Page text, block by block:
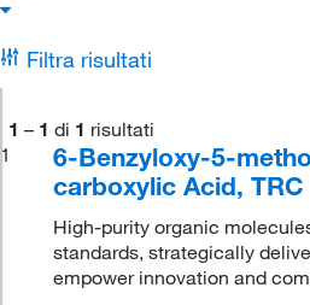
Filtra risultati
1 – 1 di 1 risultati
1
6-Benzyloxy-5-
carboxylic Acid, TRC
High-purity organic
standards, strategically
empower innovation and